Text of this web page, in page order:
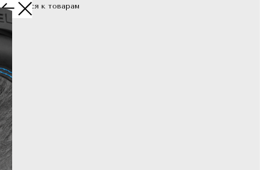
Вернуться к товарам